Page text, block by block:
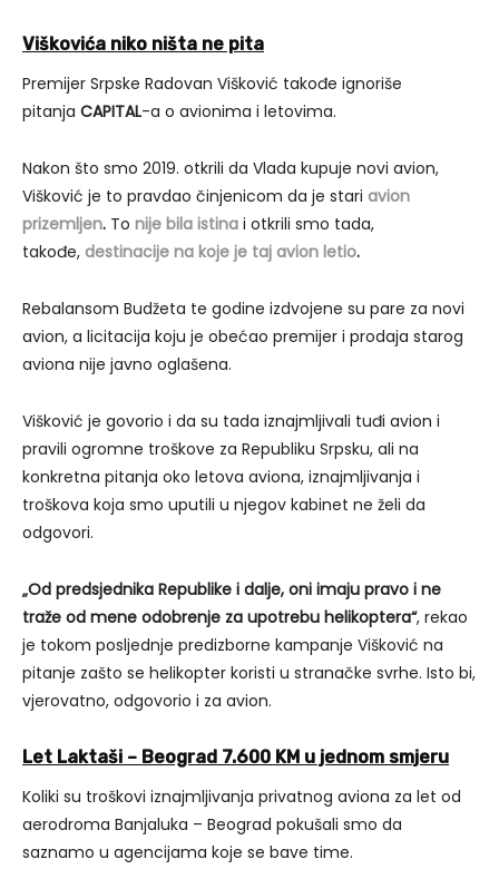
Viškovića niko ništa ne pita
Premijer Srpske Radovan Višković takođe ignoriše
pitanja CAPITAL-a o avionima i letovima.
Nakon što smo 2019. otkrili da Vlada kupuje novi avion,
Višković je to pravdao činjenicom da je stari avion
prizemljen. To nije bila istina i otkrili smo tada,
takođe, destinacije na koje je taj avion letio.
Rebalansom Budžeta te godine izdvojene su pare za novi
avion, a licitacija koju je obećao premijer i prodaja starog
aviona nije javno oglašena.
Višković je govorio i da su tada iznajmljivali tuđi avion i
pravili ogromne troškove za Republiku Srpsku, ali na
konkretna pitanja oko letova aviona, iznajmljivanja i
troškova koja smo uputili u njegov kabinet ne želi da
odgovori.
„Od predsjednika Republike i dalje, oni imaju pravo i ne
traže od mene odobrenje za upotrebu helikoptera“, rekao
je tokom posljednje predizborne kampanje Višković na
pitanje zašto se helikopter koristi u stranačke svrhe. Isto bi,
vjerovatno, odgovorio i za avion.
Let Laktaši – Beograd 7.600 KM u jednom smjeru
Koliki su troškovi iznajmljivanja privatnog aviona za let od
aerodroma Banjaluka – Beograd pokušali smo da
saznamo u agencijama koje se bave time.